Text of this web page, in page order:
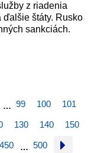
z riadenia
ďalšie štáty. Rusko
sankciách.
… 99 100 101
130 140 150
450 … 500